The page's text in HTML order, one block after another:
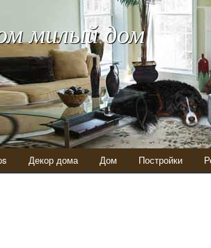
милый дом
Декор дома Дом Постройки